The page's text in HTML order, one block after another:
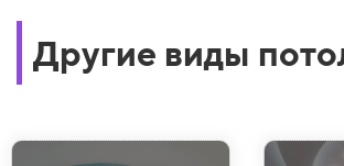
Другие виды